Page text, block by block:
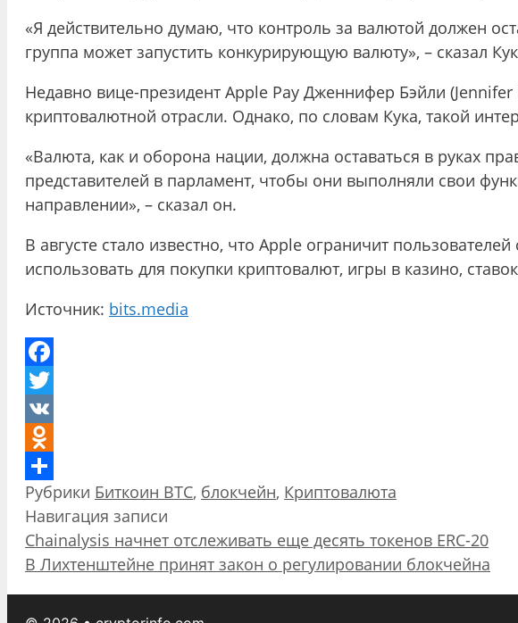
«Я действительно думаю, что контроль за валютой должен
группа может запустить конкурирующую валюту», – сказал
Недавно вице-президент Apple Pay Дженнифер Бэйли
криптовалютной отрасли. Однако, по словам Кука, такой
«Валюта, как и оборона нации, должна оставаться в руках
представителей в парламент, чтобы они выполняли свои
направлении», – сказал он.
В августе стало известно, что Apple ограничит
использовать для покупки криптовалют, игры в казино,
Источник: bits.media
Facebook
Twitter
VK
Odnoklassniki
Отправить
Рубрики Биткоин BTC, блокчейн, Криптовалюта
Навигация записи
Chainalysis начнет отслеживать еще десять токенов ERC-20
В Лихтенштейне принят закон о регулировании блокчейна